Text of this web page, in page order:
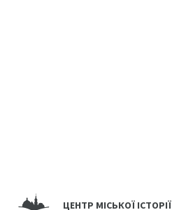
ЦЕНТР МІСЬКОЇ ІСТОРІЇ